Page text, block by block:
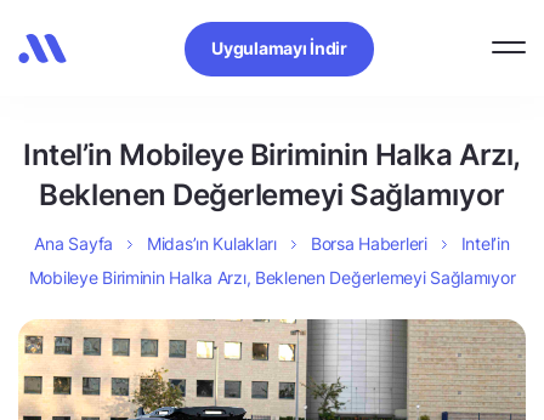
Uygulamayı İndir
Intel’in Mobileye Biriminin Halka Arzı,
Beklenen Değerlemeyi Sağlamıyor
Ana Sayfa Midas’ın Kulakları Borsa Haberleri
Intel’in
Mobileye Biriminin Halka Arzı, Beklenen Değerlemeyi Sağlamıyor